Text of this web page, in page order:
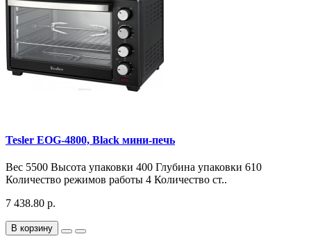
Tesler EOG-4800, Black мини-печь
Вес 5500 Высота упаковки 400 Глубина упаковки 610
Количество режимов работы 4 Количество ст..
7 438.80 р.
В корзину